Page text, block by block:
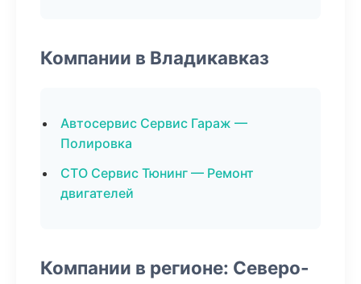
Компании в Владикавказ
Автосервис Сервис Гараж —
Полировка
СТО Сервис Тюнинг — Ремонт
двигателей
Компании в регионе: Северо-